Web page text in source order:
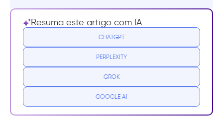
Resumo
Wikis de ajuda, FAQs e documentos online:
um grande erro ❌
Manuais online: a visão do usuário
Resuma este artigo com IA
CHATGPT
PERPLEXITY
GROK
GOOGLE AI